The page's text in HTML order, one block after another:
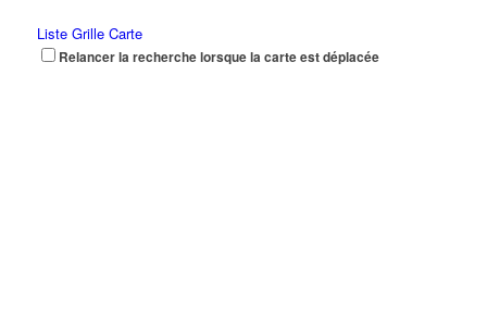
Liste Grille Carte
Relancer la recherche lorsque la carte est déplacée